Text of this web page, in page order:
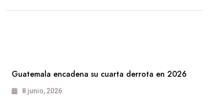
Guatemala encadena su cuarta derrota en 2026
8 junio, 2026